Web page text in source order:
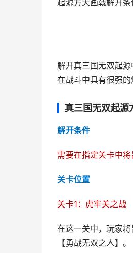
起源方天画戟解开
解开真三国无双起
在战斗中具有很强
真三国无双起源
解开条件
需要在指定关卡中将
关卡位置
关卡1：虎牢关之战
在这一关中，玩家
【勇战无双之人】。